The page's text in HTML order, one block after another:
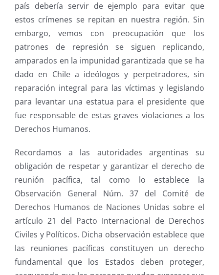
país debería servir de ejemplo para evitar que
estos crímenes se repitan en nuestra región. Sin
embargo, vemos con preocupación que los
patrones de represión se siguen replicando,
amparados en la impunidad garantizada que se ha
dado en Chile a ideólogos y perpetradores, sin
reparación integral para las víctimas y legislando
para levantar una estatua para el presidente que
fue responsable de estas graves violaciones a los
Derechos Humanos.
Recordamos a las autoridades argentinas su
obligación de respetar y garantizar el derecho de
reunión pacífica, tal como lo establece la
Observación General Núm. 37 del Comité de
Derechos Humanos de Naciones Unidas sobre el
artículo 21 del Pacto Internacional de Derechos
Civiles y Políticos. Dicha observación establece que
las reuniones pacíficas constituyen un derecho
fundamental que los Estados deben proteger,